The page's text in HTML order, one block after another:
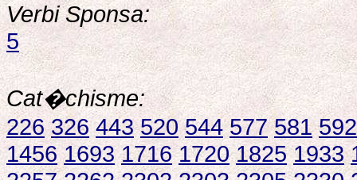
Verbi Sponsa:
5
Cat�chisme:
226 326 443 520 544 577 581 592
1456 1693 1716 1720 1825 1933